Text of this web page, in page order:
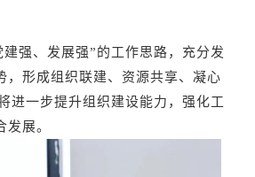
强、发展强”的工作思路，充分发
，形成组织联建、资源共享、凝心
进一步提升组织建设能力，强化工
展。